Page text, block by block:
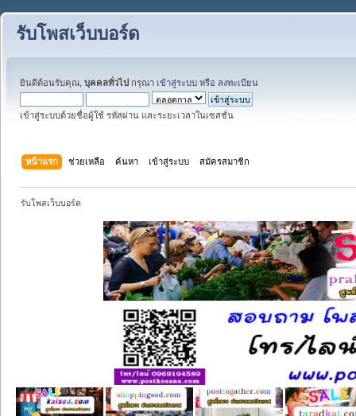
รับโพสเว็บบอร์ด
ยินดีต้อนรับคุณ, บุคคลทั่วไป กรุณา เข้าสู่ระบบ หรือ ลงทะเบียน
เข้าสู่ระบบด้วยชื่อผู้ใช้ รหัสผ่าน และระยะเวลาในเซสชั่น
หน้าแรก ช่วยเหลือ ค้นหา เข้าสู่ระบบ สมัครสมาชิก
รับโพสเว็บบอร์ด